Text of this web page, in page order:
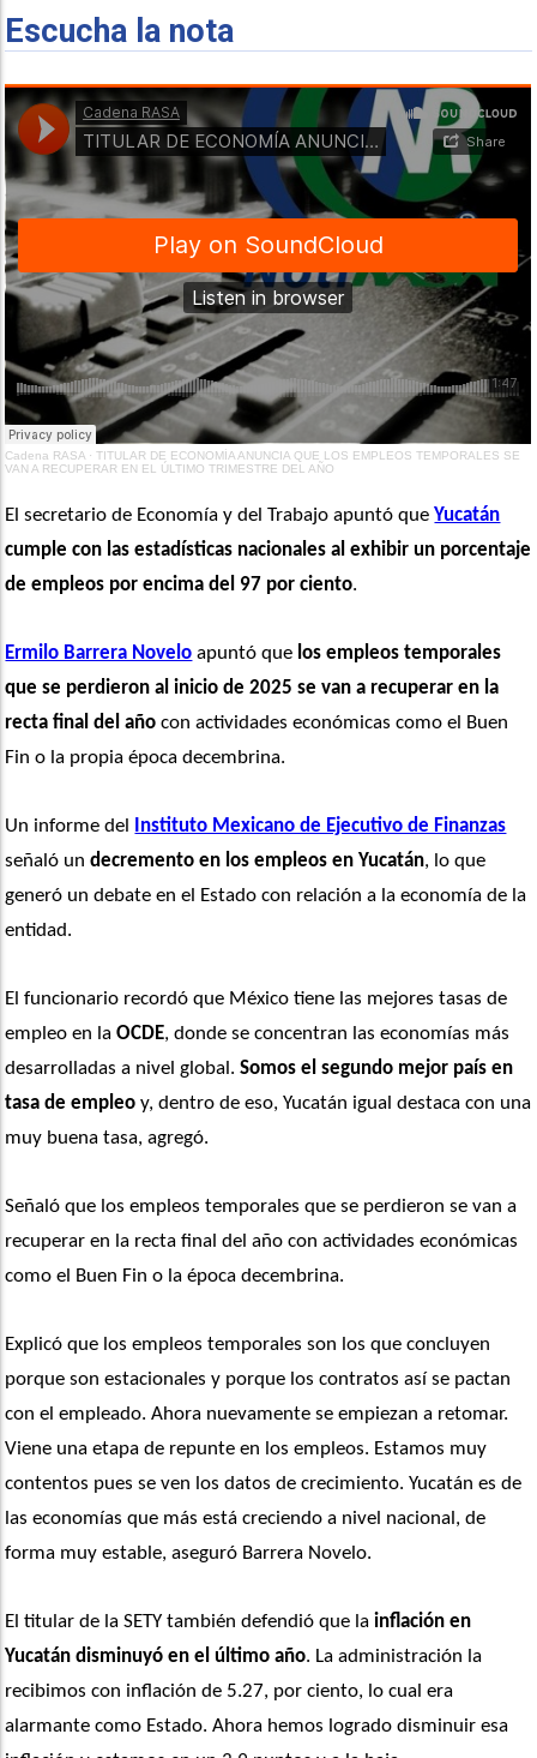
Escucha la nota
Cadena RASA ·TITULAR DE ECONOMÍA ANUNCIA QUE LOS EMPLEOS TEMPORALES SE
VAN A RECUPERAR EN EL ÚLTIMO TRIMESTRE DEL AÑO
El secretario de Economía y del Trabajo apuntó que Yucatán
cumple con las estadísticas nacionales al exhibir un porcentaje
de empleos por encima del 97 por ciento.
Ermilo Barrera Novelo apuntó que los empleos temporales
que se perdieron al inicio de 2025 se van a recuperar en la
recta final del año con actividades económicas como el Buen
Fin o la propia época decembrina.
Un informe del
Instituto Mexicano de Ejecutivo de Finanzas
señaló un decremento en los empleos en Yucatán, lo que
generó un debate en el Estado con relación a la economía de la
entidad.
El funcionario recordó que México tiene las mejores tasas de
empleo en la OCDE, donde se concentran las economías más
desarrolladas a nivel global. Somos el segundo mejor país en
tasa de empleo y, dentro de eso, Yucatán igual destaca con una
muy buena tasa, agregó.
Señaló que los empleos temporales que se perdieron se van a
recuperar en la recta final del año con actividades económicas
como el Buen Fin o la época decembrina.
Explicó que los empleos temporales son los que concluyen
porque son estacionales y porque los contratos así se pactan
con el empleado. Ahora nuevamente se empiezan a retomar.
Viene una etapa de repunte en los empleos. Estamos muy
contentos pues se ven los datos de crecimiento. Yucatán es de
las economías que más está creciendo a nivel nacional, de
forma muy estable, aseguró Barrera Novelo.
El titular de la SETY también defendió que la inflación en
Yucatán disminuyó en el último año. La administración la
recibimos con inflación de 5.27, por ciento, lo cual era
alarmante como Estado. Ahora hemos logrado disminuir esa